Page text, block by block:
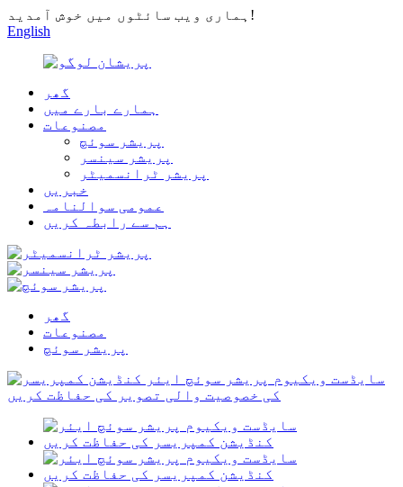
ہماری ویب سائٹوں میں خوش آمدید!
English
گھر
ہمارے بارے میں
مصنوعات
پریشر سوئچ
پریشر سینسر
پریشر ٹرانسمیٹر
خبریں
عمومی سوالنامہ
ہم سے رابطہ کریں
گھر
مصنوعات
پریشر سوئچ